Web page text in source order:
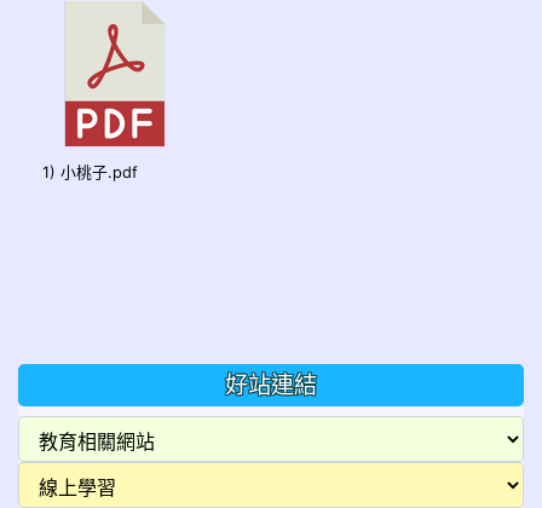
1) 小桃子.pdf
好站連結